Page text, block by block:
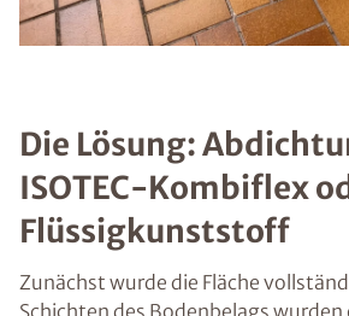
Die Lösung:
ISOTEC-Kombiflex
Flüssigkunststoff
Zunächst wurde die Fläche
Schichten des Bodenbelags